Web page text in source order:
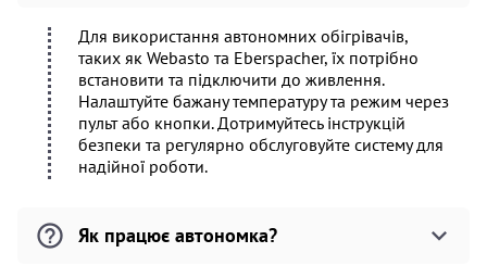
Для використання автономних обігрівачів,
таких як Webasto та Eberspacher, їх потрібно
встановити та підключити до живлення.
Налаштуйте бажану температуру та режим через
пульт або кнопки. Дотримуйтесь інструкцій
безпеки та регулярно обслуговуйте систему для
надійної роботи.
Як працює автономка?